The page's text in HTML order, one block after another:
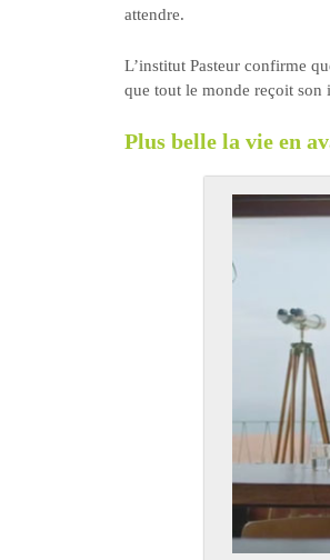
attendre.
L’institut Pasteur confirme
que tout le monde reçoit son
Plus belle la vie en